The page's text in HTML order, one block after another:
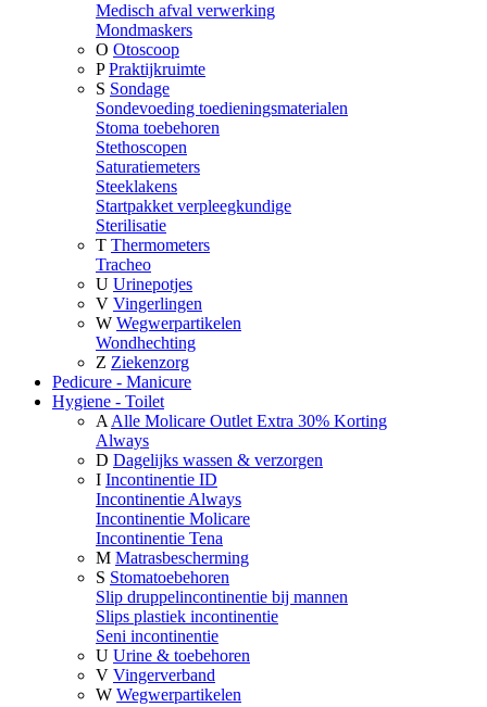
Medisch afval verwerking
Mondmaskers
O Otoscoop
P Praktijkruimte
S Sondage
Sondevoeding toedieningsmaterialen
Stoma toebehoren
Stethoscopen
Saturatiemeters
Steeklakens
Startpakket verpleegkundige
Sterilisatie
T Thermometers
Tracheo
U Urinepotjes
V Vingerlingen
W Wegwerpartikelen
Wondhechting
Z Ziekenzorg
Pedicure - Manicure
Hygiene - Toilet
A Alle Molicare Outlet Extra 30% Korting
Always
D Dagelijks wassen & verzorgen
I Incontinentie ID
Incontinentie Always
Incontinentie Molicare
Incontinentie Tena
M Matrasbescherming
S Stomatoebehoren
Slip druppelincontinentie bij mannen
Slips plastiek incontinentie
Seni incontinentie
U Urine & toebehoren
V Vingerverband
W Wegwerpartikelen